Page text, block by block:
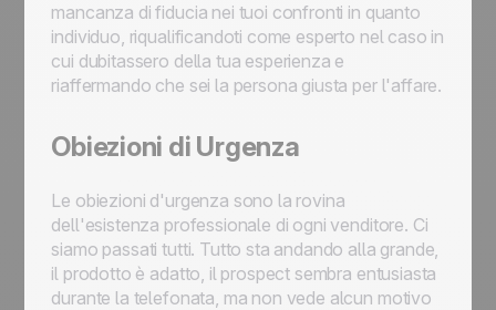
mancanza di fiducia nei tuoi confronti in quanto
individuo, riqualificandoti come esperto nel caso in
cui dubitassero della tua esperienza e
riaffermando che sei la persona giusta per l'affare.
Obiezioni di Urgenza
Le obiezioni d'urgenza sono la rovina
dell'esistenza professionale di ogni venditore. Ci
siamo passati tutti. Tutto sta andando alla grande,
il prodotto è adatto, il prospect sembra entusiasta
durante la telefonata, ma non vede alcun motivo